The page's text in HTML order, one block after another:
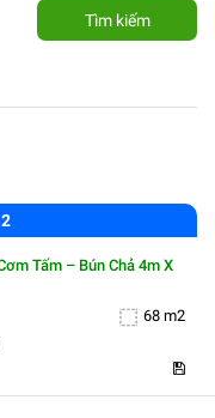
Tìm kiếm
Tấm – Bún Chả 4m X
68 m2